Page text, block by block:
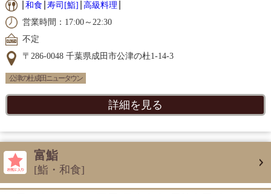
和食 寿司[鮨]
高級料理
営業時間：17:00～22:30
不定
〒286-0048 千葉県成田市公津の杜1-14-3
公津の杜 成田ニュータウン
詳細を見る
富鮨
[鮨・和食]